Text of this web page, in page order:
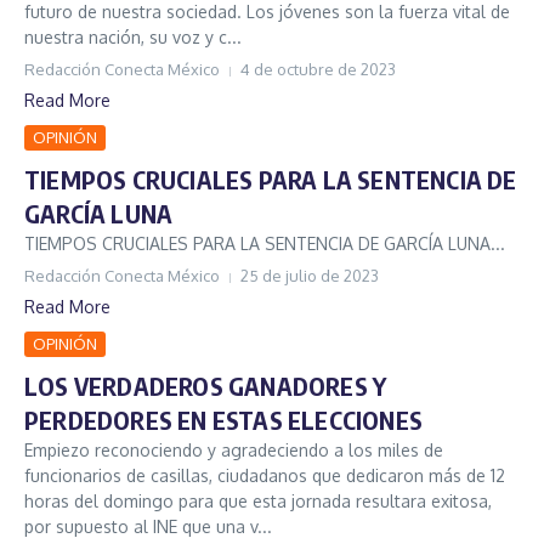
futuro de nuestra sociedad. Los jóvenes son la fuerza vital de
nuestra nación, su voz y c...
Redacción Conecta México 4 de octubre de 2023
Read More
OPINIÓN
TIEMPOS CRUCIALES PARA LA SENTENCIA DE
GARCÍA LUNA
TIEMPOS CRUCIALES PARA LA SENTENCIA DE GARCÍA LUNA...
Redacción Conecta México 25 de julio de 2023
Read More
OPINIÓN
LOS VERDADEROS GANADORES Y
PERDEDORES EN ESTAS ELECCIONES
Empiezo reconociendo y agradeciendo a los miles de
funcionarios de casillas, ciudadanos que dedicaron más de 12
horas del domingo para que esta jornada resultara exitosa,
por supuesto al INE que una v...